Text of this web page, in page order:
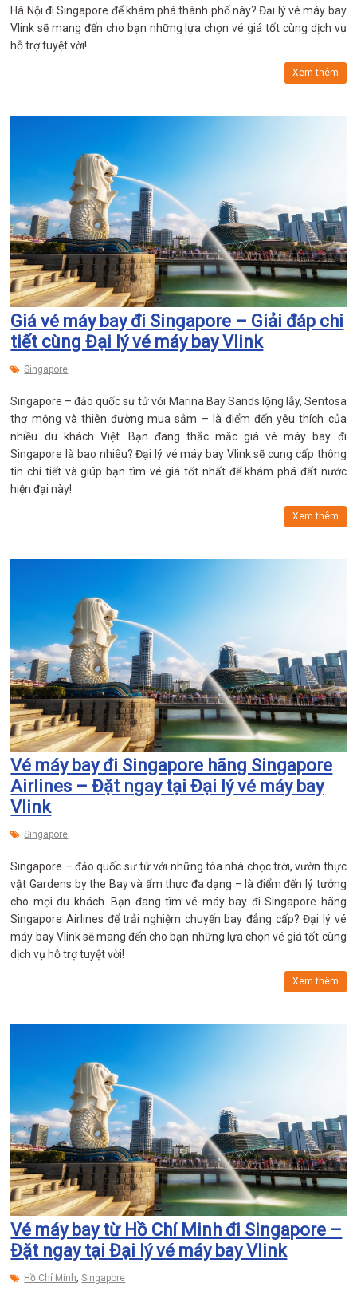
Hà Nội đi Singapore để khám phá thành phố này? Đại lý vé máy bay
Vlink sẽ mang đến cho bạn những lựa chọn vé giá tốt cùng dịch vụ
hỗ trợ tuyệt vời!
Xem thêm
Giá vé máy bay đi Singapore – Giải đáp chi
tiết cùng Đại lý vé máy bay Vlink
Singapore
Singapore – đảo quốc sư tử với Marina Bay Sands lộng lẫy, Sentosa
thơ mộng và thiên đường mua sắm – là điểm đến yêu thích của
nhiều du khách Việt. Bạn đang thắc mắc giá vé máy bay đi
Singapore là bao nhiêu? Đại lý vé máy bay Vlink sẽ cung cấp thông
tin chi tiết và giúp bạn tìm vé giá tốt nhất để khám phá đất nước
hiện đại này!
Xem thêm
Vé máy bay đi Singapore hãng Singapore
Airlines – Đặt ngay tại Đại lý vé máy bay
Vlink
Singapore
Singapore – đảo quốc sư tử với những tòa nhà chọc trời, vườn thực
vật Gardens by the Bay và ẩm thực đa dạng – là điểm đến lý tưởng
cho mọi du khách. Bạn đang tìm vé máy bay đi Singapore hãng
Singapore Airlines để trải nghiệm chuyến bay đẳng cấp? Đại lý vé
máy bay Vlink sẽ mang đến cho bạn những lựa chọn vé giá tốt cùng
dịch vụ hỗ trợ tuyệt vời!
Xem thêm
Vé máy bay từ Hồ Chí Minh đi Singapore –
Đặt ngay tại Đại lý vé máy bay Vlink
Hồ Chí Minh,Singapore